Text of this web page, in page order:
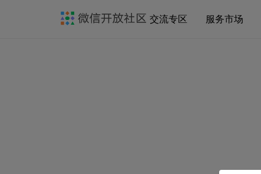
交流专区 服务市场